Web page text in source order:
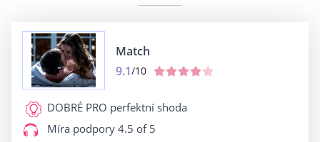
Match
9.1/10
DOBRÉ PRO perfektní shoda
Míra podpory 4.5 of 5